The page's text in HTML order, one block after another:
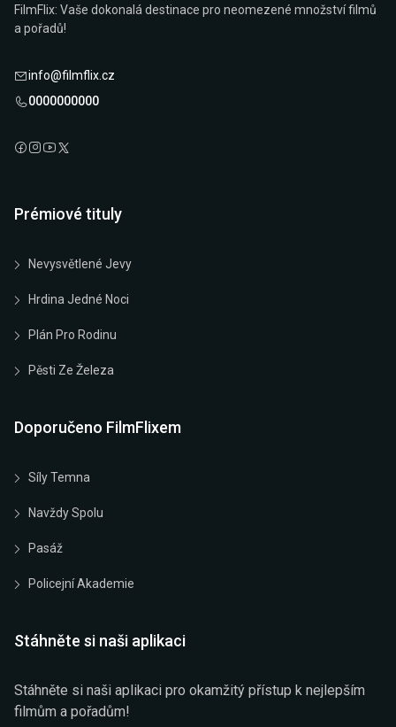
FilmFlix: Vaše dokonalá destinace pro neomezené množství filmů
a pořadů!
info@filmflix.cz
0000000000
Prémiové tituly
Nevysvětlené Jevy
Hrdina Jedné Noci
Plán Pro Rodinu
Pěsti Ze Železa
Doporučeno FilmFlixem
Síly Temna
Navždy Spolu
Pasáž
Policejní Akademie
Stáhněte si naši aplikaci
Stáhněte si naši aplikaci pro okamžitý přístup k nejlepším
filmům a pořadům!